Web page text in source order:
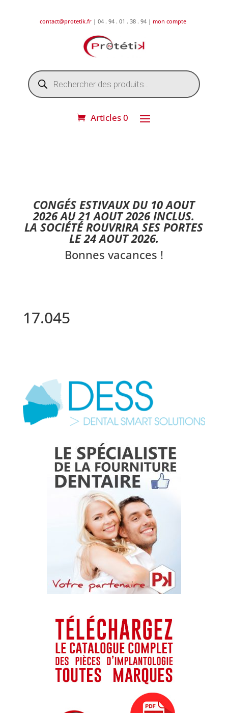
contact@protetik.fr | 04 . 94 . 01 . 38 . 94 | mon compte
Recherche
de
produits
Articles 0
CONGÉS ESTIVAUX DU 10 AOUT
2026 AU 21 AOUT 2026 INCLUS.
LA SOCIÉTÉ ROUVRIRA SES PORTES
LE 24 AOUT 2026.
Bonnes vacances !
17.045